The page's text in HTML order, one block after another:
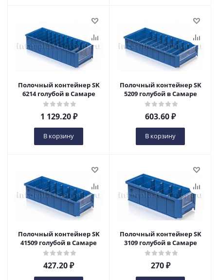
Полочный контейнер SK
6214 голубой в Самаре
1 129.20₽
В корзину
Полочный контейнер SK
5209 голубой в Самаре
603.60₽
В корзину
Полочный контейнер SK
41509 голубой в Самаре
427.20₽
Полочный контейнер SK
3109 голубой в Самаре
270₽